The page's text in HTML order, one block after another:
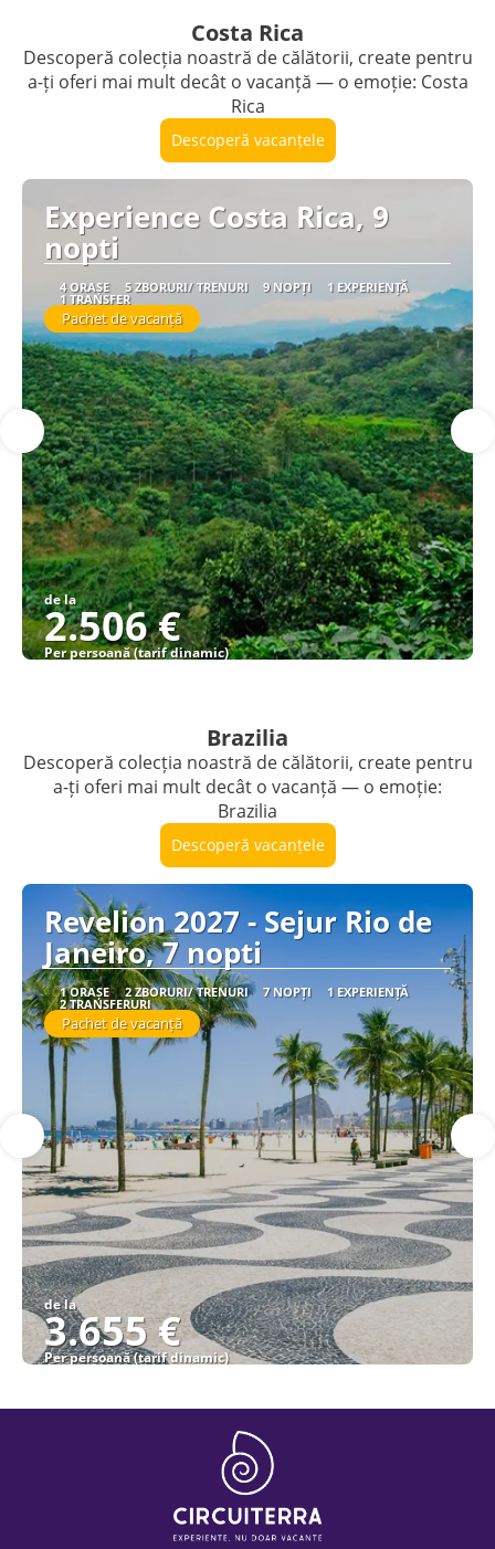
Costa Rica
Descoperă colecția noastră de călătorii, create pentru
a-ți oferi mai mult decât o vacanță — o emoție: Costa
Rica
Descoperă vacanțele
Experience Costa Rica, 9
nopti
4 ORAȘE 5 ZBORURI/ TRENURI 9 NOPȚI 1 EXPERIENȚĂ
1 TRANSFER
Pachet de vacanță
de la
2.506 €
Per persoană (tarif dinamic)
Brazilia
Descoperă colecția noastră de călătorii, create pentru
a-ți oferi mai mult decât o vacanță — o emoție:
Brazilia
Descoperă vacanțele
Revelion 2027 - Sejur Rio de
Janeiro, 7 nopti
1 ORAȘE 2 ZBORURI/ TRENURI 7 NOPȚI 1 EXPERIENȚĂ
2 TRANSFERURI
Pachet de vacanță
de la
3.655 €
Per persoană (tarif dinamic)